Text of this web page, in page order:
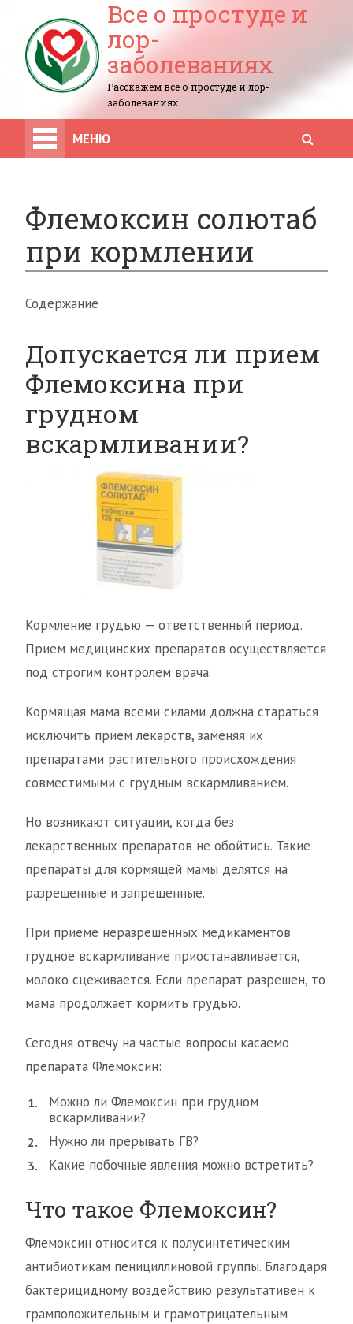
Все о простуде и
лор-
заболеваниях
Расскажем все о простуде и лор-
заболеваниях
МЕНЮ
Флемоксин солютаб
при кормлении
Содержание
Допускается ли прием
Флемоксина при
грудном
вскармливании?
Кормление грудью — ответственный период.
Прием медицинских препаратов осуществляется
под строгим контролем врача.
Кормящая мама всеми силами должна стараться
исключить прием лекарств, заменяя их
препаратами растительного происхождения
совместимыми с грудным вскармливанием.
Но возникают ситуации, когда без
лекарственных препаратов не обойтись. Такие
препараты для кормящей мамы делятся на
разрешенные и запрещенные.
При приеме неразрешенных медикаментов
грудное вскармливание приостанавливается,
молоко сцеживается. Если препарат разрешен, то
мама продолжает кормить грудью.
Сегодня отвечу на частые вопросы касаемо
препарата Флемоксин:
Можно ли Флемоксин при грудном
вскармливании?
Нужно ли прерывать ГВ?
Какие побочные явления можно встретить?
Что такое Флемоксин?
Флемоксин относится к полусинтетическим
антибиотикам пенициллиновой группы. Благодаря
бактерицидному воздействию результативен к
грамположительным и грамотрицательным